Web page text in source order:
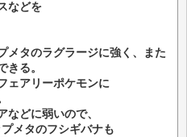
などを
メタのラグラージに強く、また
きる。
ェアリーポケモンに
などに弱いので、
メタのフシギバナも